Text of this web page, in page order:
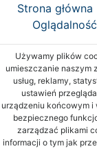
Strona główna
Oglądalność
Używamy plików
umieszczanie naszym
usług, reklamy,
ustawień
urządzeniu końcowym
bezpiecznego
zarządzać plikami
informacji o tym jak